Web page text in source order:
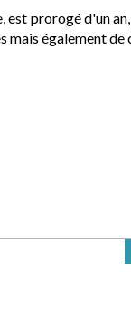
est prorogé d'un
également